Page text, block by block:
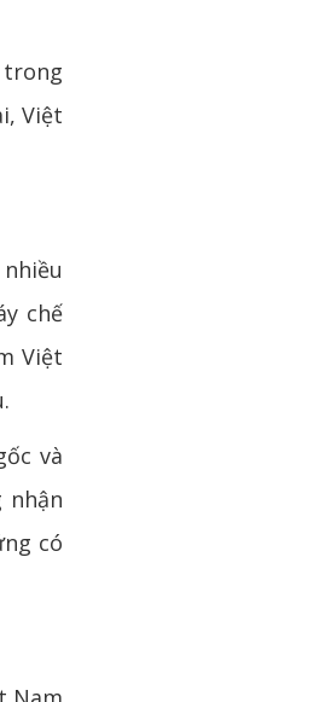
Việt
chế
Việt
và
nhận
có